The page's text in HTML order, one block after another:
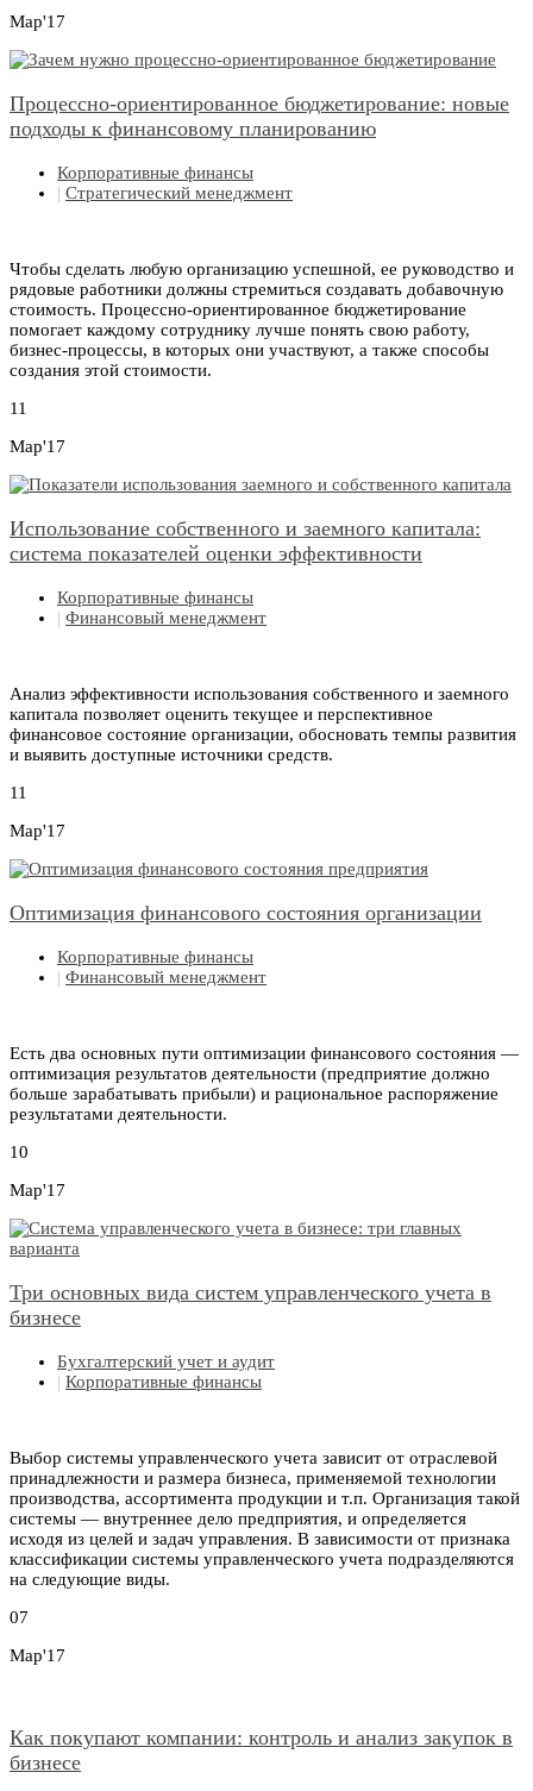
Мар'17
Процессно-ориентированное бюджетирование: новые
подходы к финансовому планированию
Корпоративные финансы
| Стратегический менеджмент
Чтобы сделать любую организацию успешной, ее руководство и
рядовые работники должны стремиться создавать добавочную
стоимость. Процессно-ориентированное бюджетирование
помогает каждому сотруднику лучше понять свою работу,
бизнес-процессы, в которых они участвуют, а также способы
создания этой стоимости.
11
Мар'17
Использование собственного и заемного капитала:
система показателей оценки эффективности
Корпоративные финансы
| Финансовый менеджмент
Анализ эффективности использования собственного и заемного
капитала позволяет оценить текущее и перспективное
финансовое состояние организации, обосновать темпы развития
и выявить доступные источники средств.
11
Мар'17
Оптимизация финансового состояния организации
Корпоративные финансы
| Финансовый менеджмент
Есть два основных пути оптимизации финансового состояния —
оптимизация результатов деятельности (предприятие должно
больше зарабатывать прибыли) и рациональное распоряжение
результатами деятельности.
10
Мар'17
Три основных вида систем управленческого учета в
бизнесе
Бухгалтерский учет и аудит
| Корпоративные финансы
Выбор системы управленческого учета зависит от отраслевой
принадлежности и размера бизнеса, применяемой технологии
производства, ассортимента продукции и т.п. Организация такой
системы — внутреннее дело предприятия, и определяется
исходя из целей и задач управления. В зависимости от признака
классификации системы управленческого учета подразделяются
на следующие виды.
07
Мар'17
Как покупают компании: контроль и анализ закупок в
бизнесе